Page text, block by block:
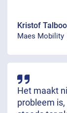
Kristof
Maes Mobility
Het maakt
probleem